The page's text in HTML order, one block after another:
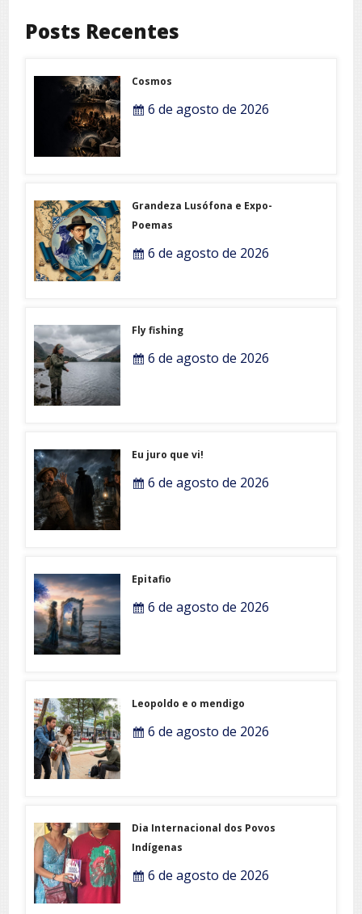
Posts Recentes
Cosmos
6 de agosto de 2026
Grandeza Lusófona e Expo-
Poemas
6 de agosto de 2026
Fly fishing
6 de agosto de 2026
Eu juro que vi!
6 de agosto de 2026
Epitafio
6 de agosto de 2026
Leopoldo e o mendigo
6 de agosto de 2026
Dia Internacional dos Povos
Indígenas
6 de agosto de 2026